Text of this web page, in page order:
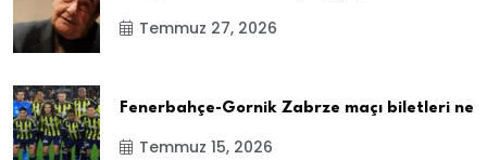
Temmuz 27, 2026
Fenerbahçe-Gornik Zabrze maçı biletleri ne
Temmuz 15, 2026